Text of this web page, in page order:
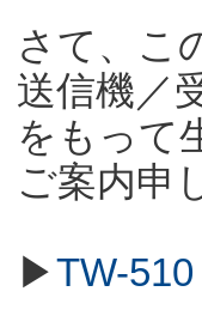
さて、こ
送信機／
をもって
ご案内申
▶TW-